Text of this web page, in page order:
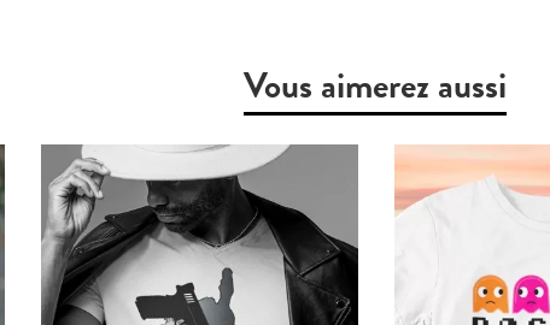
Vous aimerez aussi